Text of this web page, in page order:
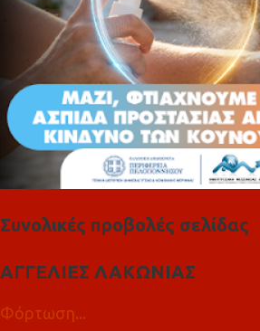
Συνολικές προβολές σελίδας
ΑΓΓΕΛΙΕΣ ΛΑΚΩΝΙΑΣ
Φόρτωση...